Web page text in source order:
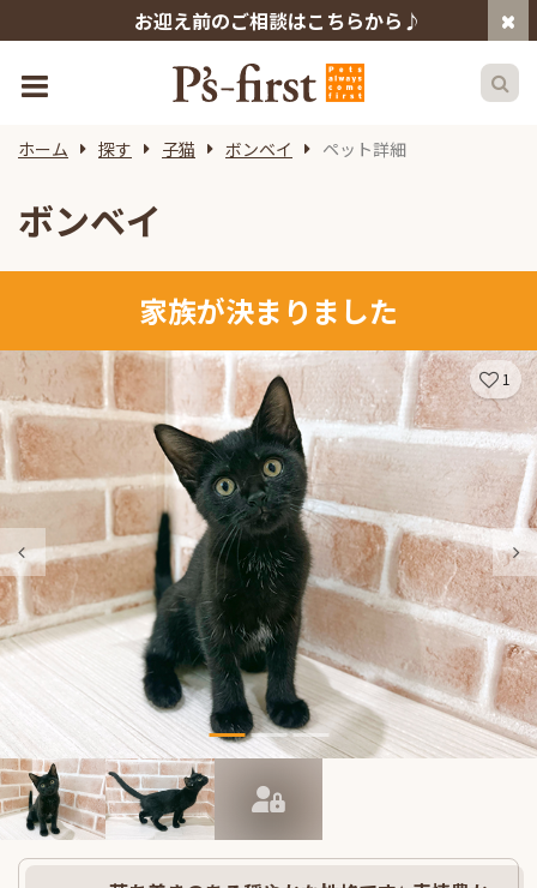
お迎え前のご相談はこちらから♪
ホーム 探す 子猫 ボンベイ ペット詳細
ボンベイ
家族が決まりました
1